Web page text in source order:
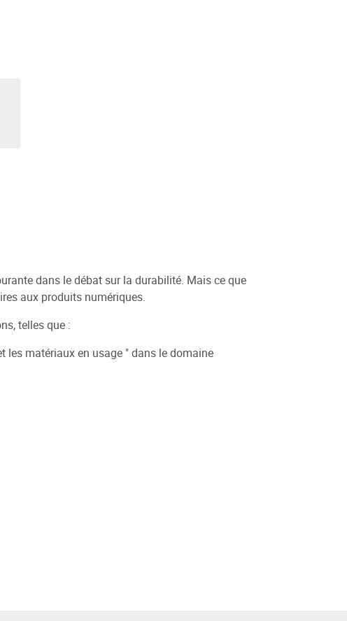
dans le débat sur la durabilité. Mais ce que
aux produits numériques.
telles que :
les matériaux en usage " dans le domaine